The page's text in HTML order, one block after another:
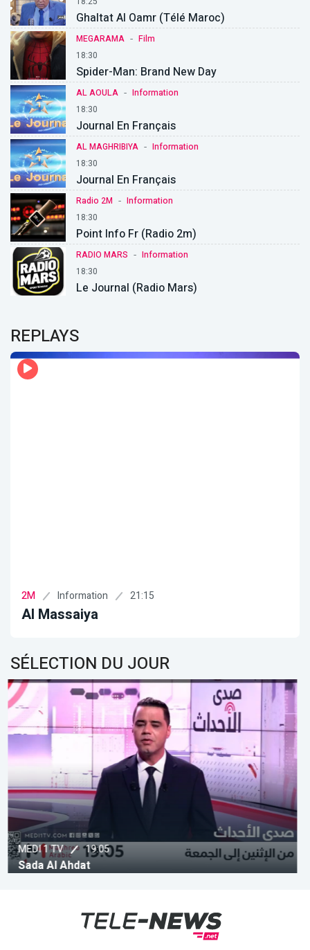
Ghaltat Al Oamr (Télé Maroc)
MEGARAMA - Film
18:30
Spider-Man: Brand New Day
AL AOULA - Information
18:30
Journal En Français
AL MAGHRIBIYA - Information
18:30
Journal En Français
Radio 2M - Information
18:30
Point Info Fr (Radio 2m)
RADIO MARS - Information
18:30
Le Journal (Radio Mars)
REPLAYS
2M Information 20:30
Info Soir
SÉLECTION DU JOUR
AL MAGHRIBIYA 19:30
Alf Marhba